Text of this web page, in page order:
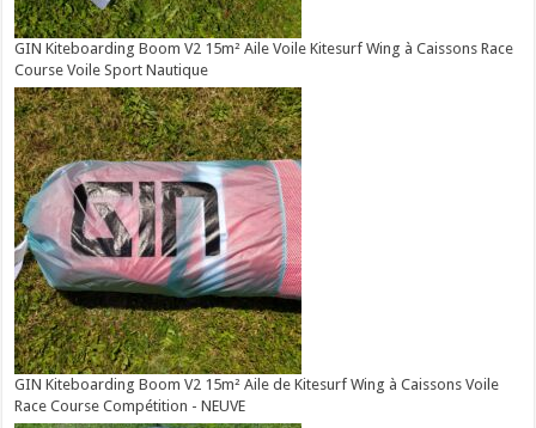
GIN Kiteboarding Boom V2 15m² Aile Voile Kitesurf Wing à Caissons Race
Course Voile Sport Nautique
GIN Kiteboarding Boom V2 15m² Aile de Kitesurf Wing à Caissons Voile
Race Course Compétition - NEUVE